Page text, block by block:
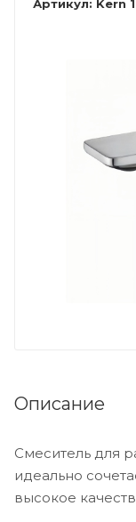
Артикул: Kern
Описание
Смеситель для
идеально
высокое